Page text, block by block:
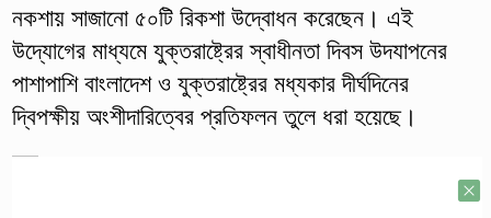
নকশায় সাজানো ৫০টি রিকশা উদ্বোধন করেছেন। এই
উদ্যোগের মাধ্যমে যুক্তরাষ্ট্রের স্বাধীনতা দিবস উদযাপনের
পাশাপাশি বাংলাদেশ ও যুক্তরাষ্ট্রের মধ্যকার দীর্ঘদিনের
দ্বিপক্ষীয় অংশীদারিত্বের প্রতিফলন তুলে ধরা হয়েছে।